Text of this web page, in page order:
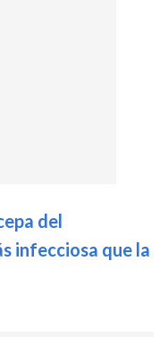
del
infecciosa que la